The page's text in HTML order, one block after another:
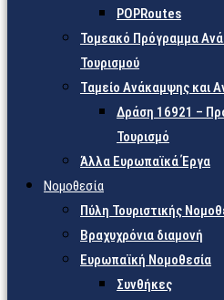
POPRoutes
Τομεακό Πρόγραμμα
Τουρισμού
Ταμείο Ανάκαμψης και
Δράση 16921 –
Τουρισμό
Άλλα Ευρωπαϊκά Έργα
Νομοθεσία
Πύλη Τουριστικής
Βραχυχρόνια διαμονή
Ευρωπαϊκή Νομοθεσία
Συνθήκες